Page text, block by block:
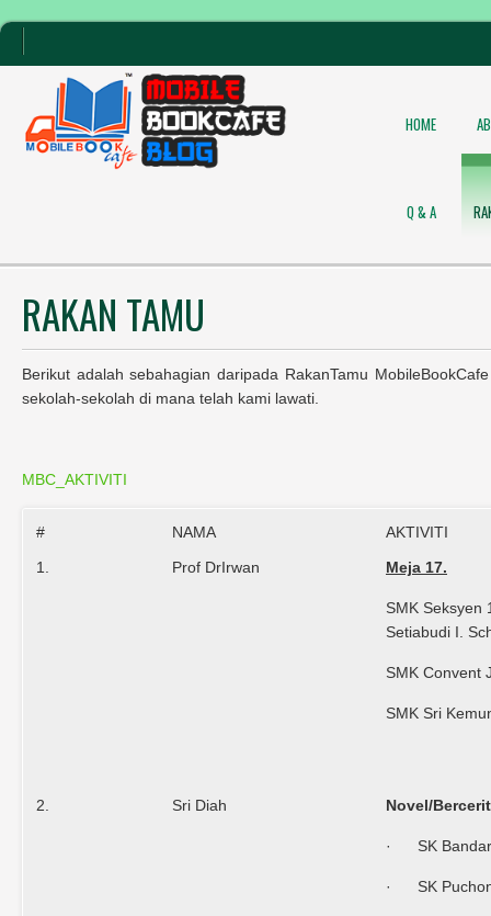
HOME
Q & A
RAKAN TAMU
Berikut adalah sebahagian daripada RakanTamu
sekolah-sekolah di mana telah kami lawati.
MBC_AKTIVITI
# NAMA
AKTIVITI
1.
Prof DrIrwan Meja 17.
SMK Seksyen
Setiabudi I.
SMK Convent
SMK Sri
2. Sri Diah Novel/
· SK Bandar
· SK